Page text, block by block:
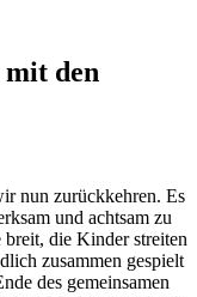
mit den
nun zurückkehren. Es
und achtsam zu
die Kinder streiten
zusammen gespielt
des gemeinsamen